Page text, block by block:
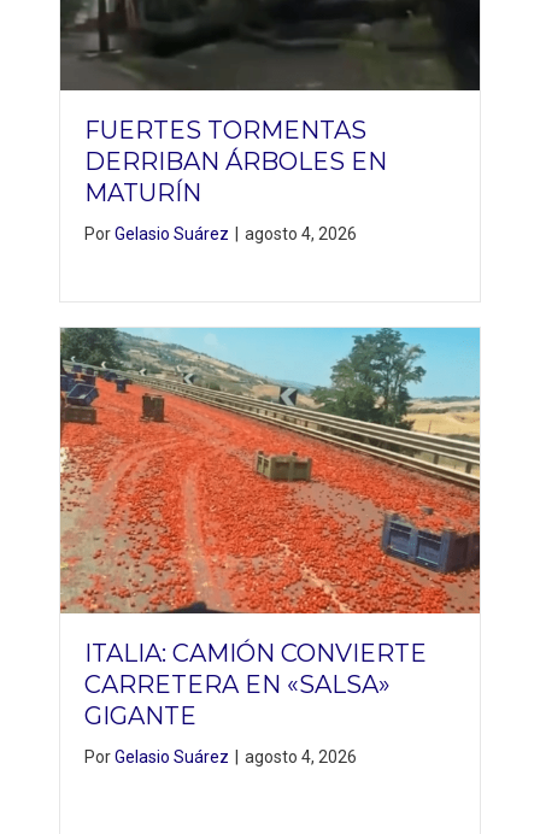
FUERTES TORMENTAS
DERRIBAN ÁRBOLES EN
MATURÍN
PorGelasio Suárez agosto 4, 2026
ITALIA: CAMIÓN CONVIERTE
CARRETERA EN «SALSA»
GIGANTE
PorGelasio Suárez agosto 4, 2026